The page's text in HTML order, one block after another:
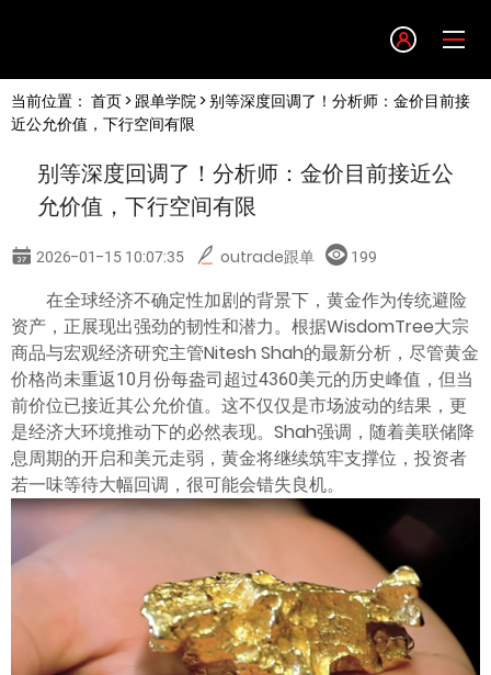
English
简体中文
한글
日本語
Tiếng việt
ไทย
当前位置： 首页> 跟单学院> 别等深度回调了！分析师：金价目前接
近公允价值，下行空间有限
别等深度回调了！分析师：金价目前接近公
允价值，下行空间有限
2026-01-15 10:07:35 outrade跟单 199
在全球经济不确定性加剧的背景下，黄金作为传统避险
资产，正展现出强劲的韧性和潜力。根据WisdomTree大宗
商品与宏观经济研究主管Nitesh Shah的最新分析，尽管黄金
价格尚未重返10月份每盎司超过4360美元的历史峰值，但当
前价位已接近其公允价值。这不仅仅是市场波动的结果，更
是经济大环境推动下的必然表现。Shah强调，随着美联储降
息周期的开启和美元走弱，黄金将继续筑牢支撑位，投资者
若一味等待大幅回调，很可能会错失良机。